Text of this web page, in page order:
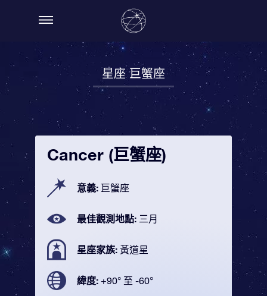
星座 巨蟹座
Cancer (巨蟹座)
意義: 巨蟹座
最佳觀測地點: 三月
星座家族: 黃道星
緯度: +90° 至 -60°